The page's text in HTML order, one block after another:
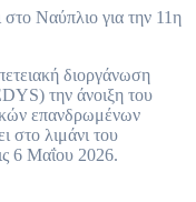
διοργάνωση
την άνοιξη του
επανδρωμένων
στο λιμάνι του
6 Μαΐου 2026.